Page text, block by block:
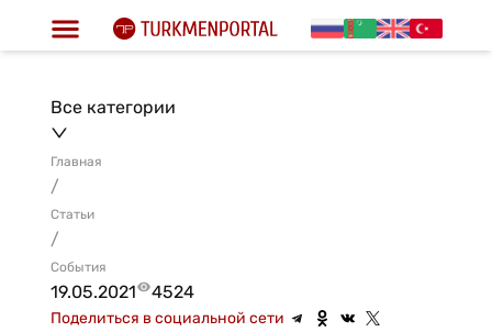
Все категории
Главная
/
Статьи
/
События
19.05.2021 4524
Поделиться в социальной сети